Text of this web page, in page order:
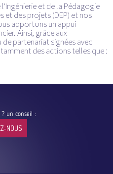
et de la Pédagogie
et des projets (DEP) et nos
apportons un appui
Ainsi, grâce aux
partenariat signées avec
des actions telles que :
un conseil :
NOUS